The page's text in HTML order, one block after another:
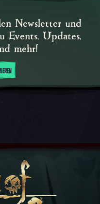
Newsletter und
Events, Updates,
mehr!